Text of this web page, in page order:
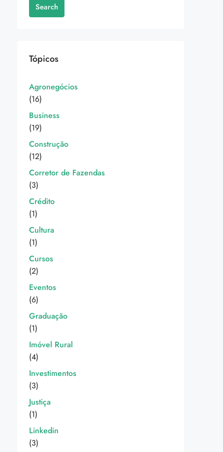
Search
Tópicos
Agronegócios
(16)
Business
(19)
Construção
(12)
Corretor de Fazendas
(3)
Crédito
(1)
Cultura
(1)
Cursos
(2)
Eventos
(6)
Graduação
(1)
Imóvel Rural
(4)
Investimentos
(3)
Justiça
(1)
Linkedin
(3)